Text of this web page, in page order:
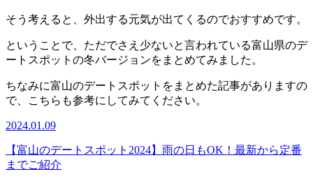
そう考えると、外出する元気が出てくるのでおすすめです。
ということで、ただでさえ少ないと言われている富山県のデ
ートスポットの冬バージョンをまとめてみました。
ちなみに富山のデートスポットをまとめた記事がありますの
で、こちらも参考にしてみてください。
2024.01.09
【富山のデートスポット2024】雨の日もOK！最新から定番
までご紹介